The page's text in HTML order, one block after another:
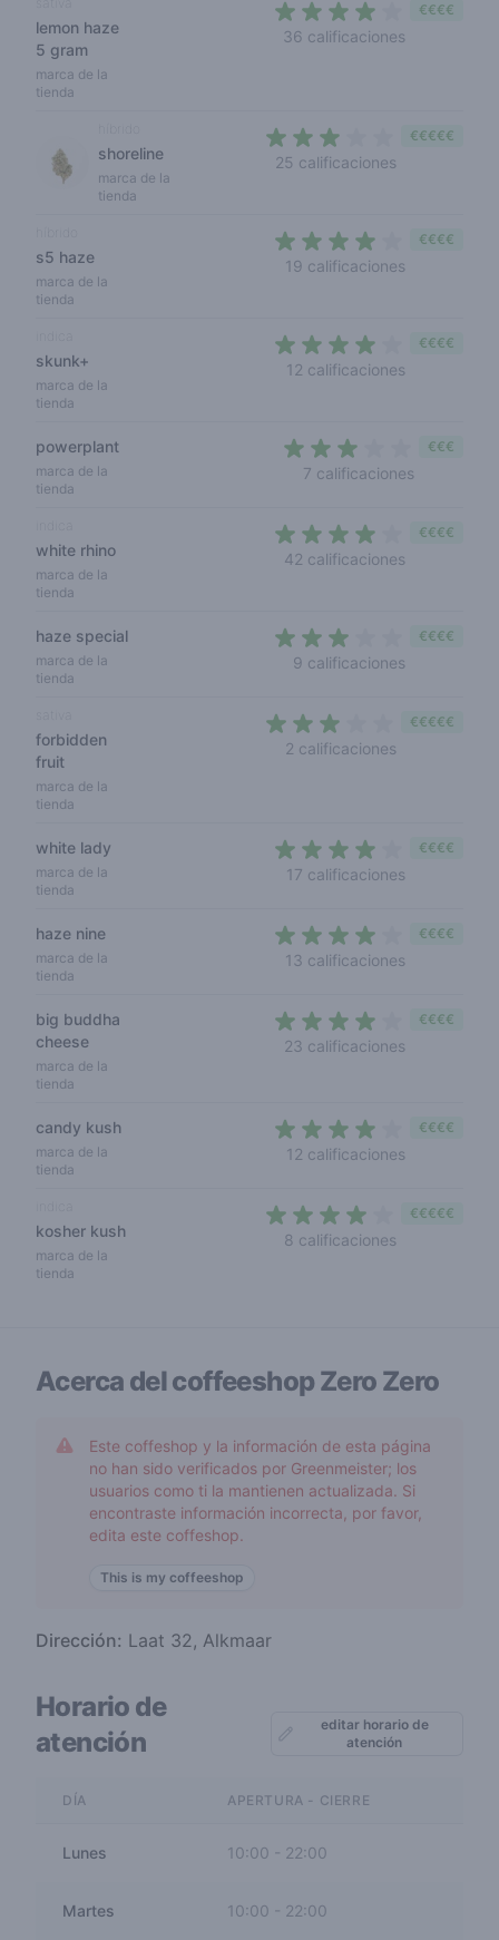
lemon haze
5 gram
marca de la
tienda
36 calificaciones
€€€€
shoreline
marca de la
tienda
25 calificaciones
€€€€€
s5 haze
marca de la
tienda
19 calificaciones
€€€€
skunk+
marca de la
tienda
12 calificaciones
€€€€
powerplant
marca de la
tienda
7 calificaciones
€€€
white rhino
marca de la
tienda
42 calificaciones
€€€€
haze special
marca de la
tienda
9 calificaciones
€€€€
forbidden
fruit
marca de la
tienda
2 calificaciones
€€€€€
white lady
marca de la
tienda
17 calificaciones
€€€€
haze nine
marca de la
tienda
13 calificaciones
€€€€
big buddha
cheese
marca de la
tienda
23 calificaciones
€€€€
candy kush
marca de la
tienda
12 calificaciones
€€€€
kosher kush
marca de la
tienda
8 calificaciones
€€€€€
Acerca del coffeeshopZero Zero
Este coffeshop y la información de esta página
no han sido verificados por Greenmeister; los
usuarios como ti la mantienen actualizada. Si
encontraste información incorrecta, por favor,
edita este coffeshop.
This is my coffeeshop
Dirección: Laat 32, Alkmaar
Horario de
atención
editar horario de
atención
DÍA APERTURA - CIERRE
Lunes 10:00 - 22:00
Martes 10:00 22:00